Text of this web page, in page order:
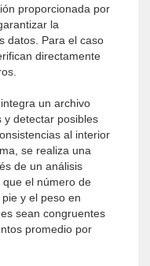
proporcionada por
la
datos. Para el caso
directamente
un archivo
y detectar posibles
al interior
se realiza una
de un análisis
el número de
y el peso en
sean congruentes
promedio por